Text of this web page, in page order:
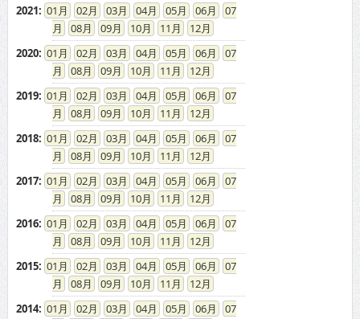
2021: 01 02 03 04 05 06
07
08
09 10 11
12
2020: 01 02 03 04 05 06
07
08
09 10 11
12
2019: 01 02 03 04 05 06
07
08
09 10 11
12
2018: 01 02 03 04 05 06
07
08
09 10 11
12
2017: 01 02 03 04 05 06
07
08
09 10 11
12
2016: 01 02 03 04 05 06
07
08
09 10 11
12
2015: 01 02 03 04 05 06
07
08
09 10 11
12
2014: 01 02 03 04 05 06
07